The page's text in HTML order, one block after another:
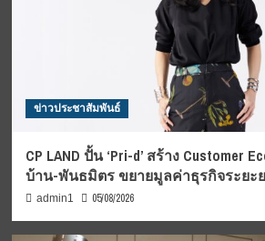
ข่าวประชาสัมพันธ์
CP LAND ปั้น ‘Pri-d’ สร้าง Customer
บ้าน-พันธมิตร ขยายมูลค่าธุรกิจระยะ
admin1 05/08/2026